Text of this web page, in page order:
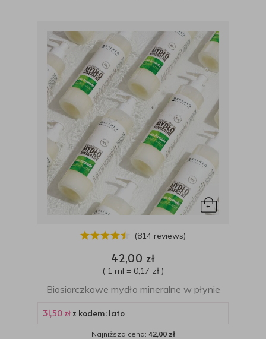
(814 reviews)
42,00 zł
( 1 ml = 0,17 zł )
Biosiarczkowe mydło mineralne w płynie
31,50 zł z kodem: lato
Najniższa cena: 42,00 zł